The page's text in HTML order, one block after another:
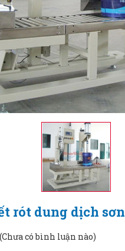
rót dung dịch sơn
(Chưa có bình luận nào)